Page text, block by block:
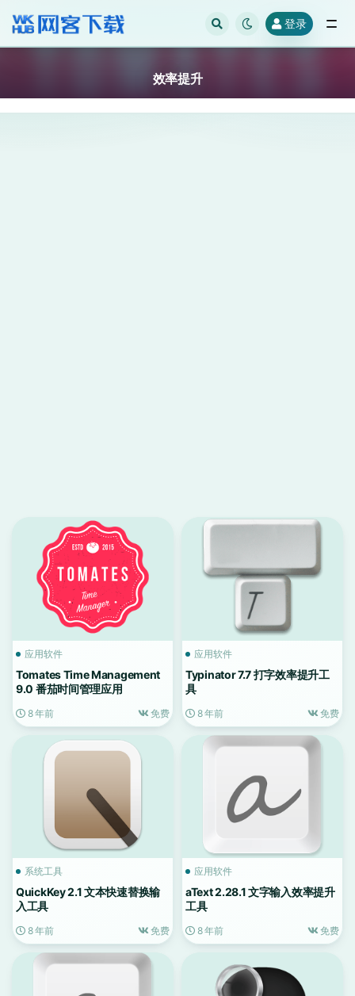
登录
效率提升
应用软件
Tomates Time Management
9.0 番茄时间管理应用
8 年前 免费
应用软件
Typinator 7.7 打字效率提升工
具
8 年前 免费
系统工具
QuickKey 2.1 文本快速替换输
入工具
8 年前 免费
应用软件
aText 2.28.1 文字输入效率提升
工具
8 年前 免费
全部